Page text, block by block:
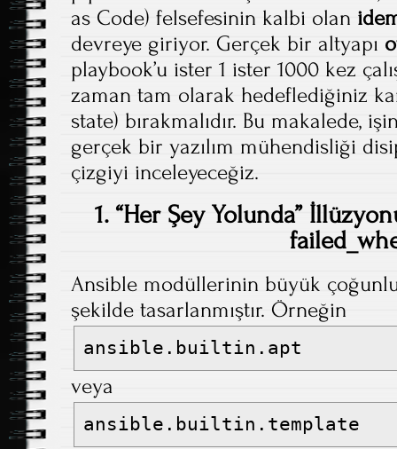
as Code) felsefesinin kalbi olan
devreye giriyor. Gerçek bir altyapı
playbook’u ister 1 ister 1000 kez
zaman tam olarak hedeflediğiniz
state) bırakmalıdır. Bu makalede,
gerçek bir yazılım mühendisliği
çizgiyi inceleyeceğiz.
1. “Her Şey Yolunda”
Ansible modüllerinin büyük
şekilde tasarlanmıştır. Örneğin
ansible.builtin.apt
veya
ansible.builtin.template